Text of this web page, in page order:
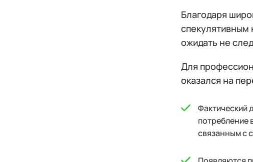
Благодаря
ожидать не
Для
оказался на
Фактический
потребление
связанным с